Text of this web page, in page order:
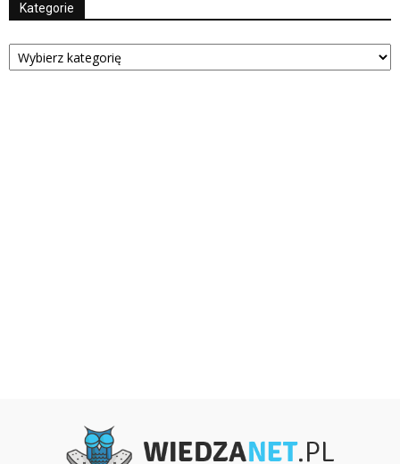
Kategorie
Kategorie